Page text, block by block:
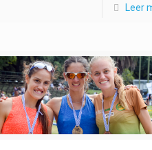
Leer